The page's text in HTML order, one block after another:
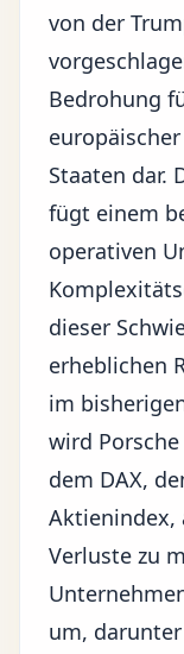
von der
Bedrohung
Staaten dar.
fügt einem
operativen
dieser
erheblichen
im
wird
dem DAX,
Aktienindex,
Verluste zu
um,